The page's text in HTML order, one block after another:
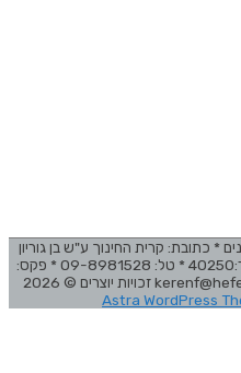
* כתובת: קרית החינוך ע"ש בן גוריון
(רופין), המועצה האזורית עמק חפר. מיקוד:40250 * טל: 09-8981528 * פקס:
Astra WordPress